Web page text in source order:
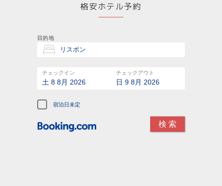
格安ホテル予約
目的地
チェックイン
土 8 8月 2026
チェックアウト
日 9 8月 2026
宿泊日未定